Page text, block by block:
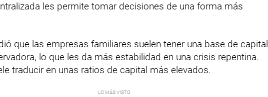
les permite tomar decisiones de una forma más
que las empresas familiares suelen tener una base de capital
lo que les da más estabilidad en una crisis repentina.
traducir en unas ratios de capital más elevados.